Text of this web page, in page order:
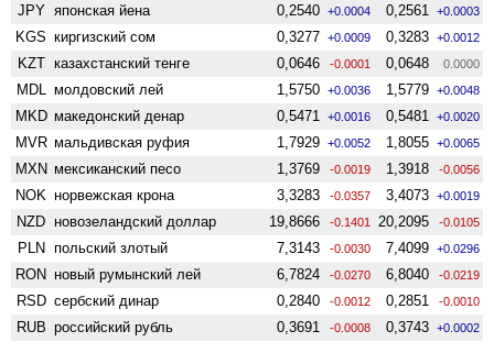
JPY японская йена 0,2540 +0.0004 0,2561 +0.0003
KGS киргизский сом 0,3277 +0.0009 0,3283 +0.0012
KZT казахстанский тенге 0,0646 -0.0001 0,0648 0.0000
MDL молдовский лей 1,5750 +0.0036 1,5779 +0.0048
MKD македонский денар 0,5471 +0.0016 0,5481 +0.0020
MVR мальдивская руфия 1,7929 +0.0052 1,8055 +0.0065
MXN мексиканский песо 1,3769 -0.0019 1,3918 -0.0056
NOK норвежская крона 3,3283 -0.0357 3,4073 +0.0019
NZD ново­зеландский доллар 19,8666 -0.1401 20,2095 -0.0105
PLN польский злотый 7,3143 -0.0030 7,4099 +0.0296
RON новый румынский лей 6,7824 -0.0270 6,8040 -0.0219
RSD сербский динар 0,2840 -0.0012 0,2851 -0.0010
RUB российский рубль 0,3691 -0.0008 0,3743 +0.0002